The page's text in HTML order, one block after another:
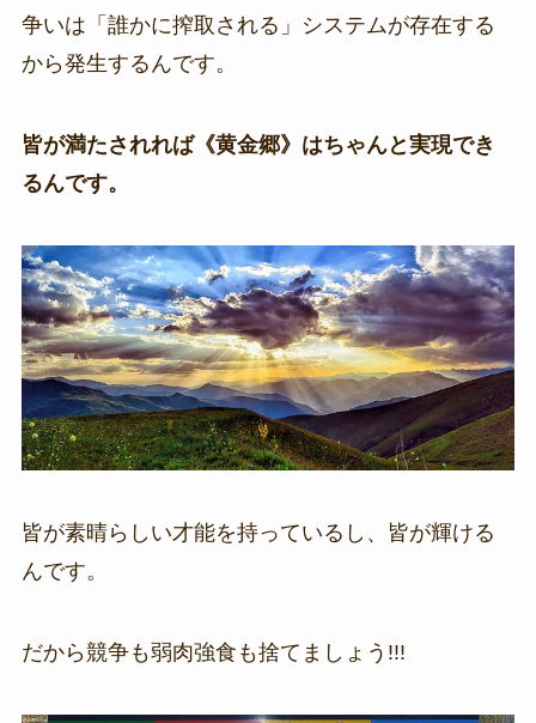
争いは「誰かに搾取される」システムが存在する
から発生するんです。
皆が満たされれば《黄金郷》はちゃんと実現でき
るんです。
皆が素晴らしい才能を持っているし、皆が輝ける
んです。
だから競争も弱肉強食も捨てましょう!!!